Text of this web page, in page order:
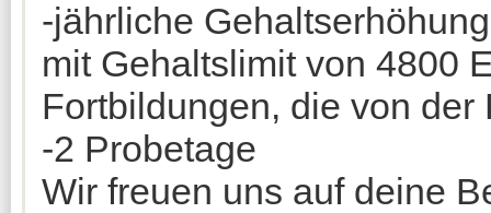
-jährliche
mit Gehaltslimit von 4800
Fortbildungen, die von
-2 Probetage
Wir freuen uns auf deine